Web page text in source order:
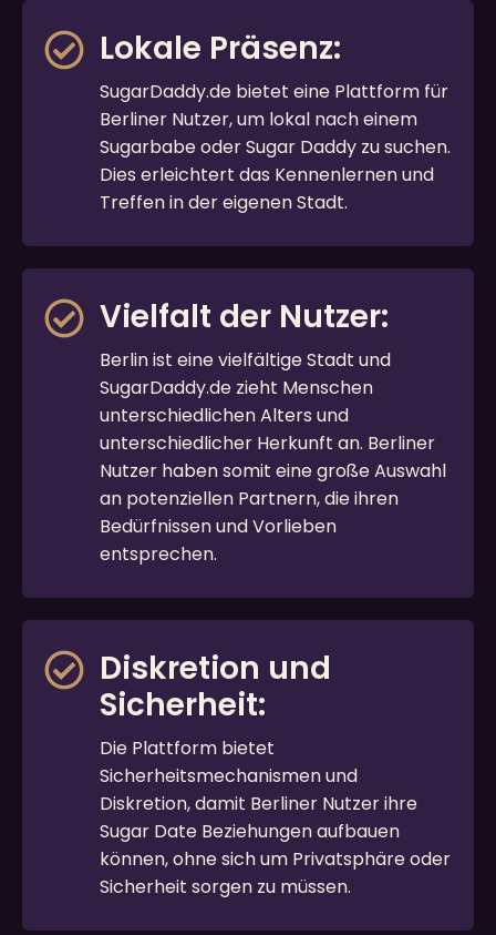
Lokale Präsenz:
SugarDaddy.de bietet eine Plattform für
Berliner Nutzer, um lokal nach einem
Sugarbabe oder Sugar Daddy zu suchen.
Dies erleichtert das Kennenlernen und
Treffen in der eigenen Stadt.
Vielfalt der Nutzer:
Berlin ist eine vielfältige Stadt und
SugarDaddy.de zieht Menschen
unterschiedlichen Alters und
unterschiedlicher Herkunft an. Berliner
Nutzer haben somit eine große Auswahl
an potenziellen Partnern, die ihren
Bedürfnissen und Vorlieben
entsprechen.
Diskretion und
Sicherheit:
Die Plattform bietet
Sicherheitsmechanismen und
Diskretion, damit Berliner Nutzer ihre
Sugar Date Beziehungen aufbauen
können, ohne sich um Privatsphäre oder
Sicherheit sorgen zu müssen.